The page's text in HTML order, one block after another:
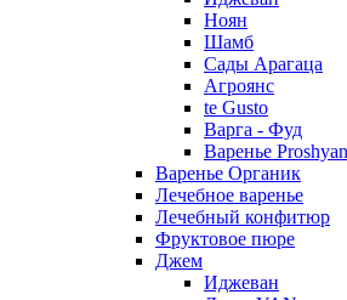
Ноян
Шамб
Сады Арагаца
Агроянс
te Gusto
Варга - Фуд
Варенье
Варенье Органик
Лечебное варенье
Лечебный конфитюр
Фруктовое пюре
Джем
Иджеван